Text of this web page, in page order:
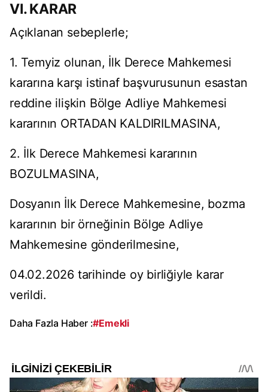
VI. KARAR
Açıklanan sebeplerle;
1. Temyiz olunan, İlk Derece Mahkemesi
kararına karşı istinaf başvurusunun esastan
reddine ilişkin Bölge Adliye Mahkemesi
kararının ORTADAN KALDIRILMASINA,
2. İlk Derece Mahkemesi kararının
BOZULMASINA,
Dosyanın İlk Derece Mahkemesine, bozma
kararının bir örneğinin Bölge Adliye
Mahkemesine gönderilmesine,
04.02.2026 tarihinde oy birliğiyle karar
verildi.
Daha Fazla Haber :#Emekli